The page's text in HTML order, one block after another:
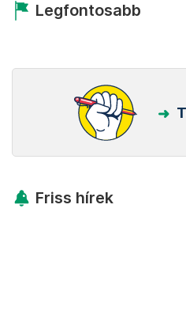
Legfontosabb
Friss hírek